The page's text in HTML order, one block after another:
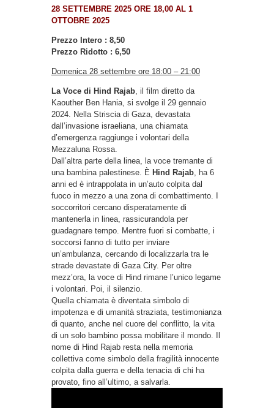
28 SETTEMBRE 2025 ORE 18,00 AL 1
OTTOBRE 2025
Prezzo Intero : 8,50
Prezzo Ridotto : 6,50
Domenica 28 settembre ore 18:00 – 21:00
La Voce di Hind Rajab, il film diretto da
Kaouther Ben Hania, si svolge il 29 gennaio
2024. Nella Striscia di Gaza, devastata
dall’invasione israeliana, una chiamata
d’emergenza raggiunge i volontari della
Mezzaluna Rossa.
Dall’altra parte della linea, la voce tremante di
una bambina palestinese. È Hind Rajab, ha 6
anni ed è intrappolata in un’auto colpita dal
fuoco in mezzo a una zona di combattimento. I
soccorritori cercano disperatamente di
mantenerla in linea, rassicurandola per
guadagnare tempo. Mentre fuori si combatte, i
soccorsi fanno di tutto per inviare
un’ambulanza, cercando di localizzarla tra le
strade devastate di Gaza City. Per oltre
mezz’ora, la voce di Hind rimane l’unico legame
i volontari. Poi, il silenzio.
Quella chiamata è diventata simbolo di
impotenza e di umanità straziata, testimonianza
di quanto, anche nel cuore del conflitto, la vita
di un solo bambino possa mobilitare il mondo. Il
nome di Hind Rajab resta nella memoria
collettiva come simbolo della fragilità innocente
colpita dalla guerra e della tenacia di chi ha
provato, fino all’ultimo, a salvarla.